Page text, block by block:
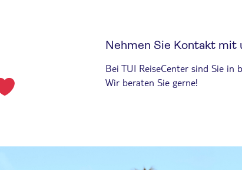
Nehmen Sie Kontakt mit
Bei TUI ReiseCenter sind Sie in
Wir beraten Sie gerne!